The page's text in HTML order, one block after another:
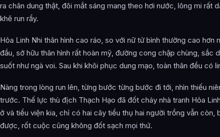
ra chân dung thật, đôi mắt sáng mang theo hơi nước, lông mi rất
khẽ run rẩy.
Hỏa Linh Nhi thân hình cao ráo, so với nữ tử bình thường cao hơn
đầu, sở hữu thân hình rất hoàn mỹ, đường cong chập chùng, sắc
suốt như ngà voi. Sau khi khôi phục dung mạo, toàn thân đều có
Nàng trong lòng run lên, từng bước từng bước đi tới, nhìn thiếu
trước. Thế lực thù địch Thạch Hạo đã đốt cháy nhà tranh Hỏa
ở và tiểu viện kia, chỉ có hai cây tiểu thụ hai người trồng vẫn còn,
được, rốt cuộc cũng không đốt sạch mọi thứ.